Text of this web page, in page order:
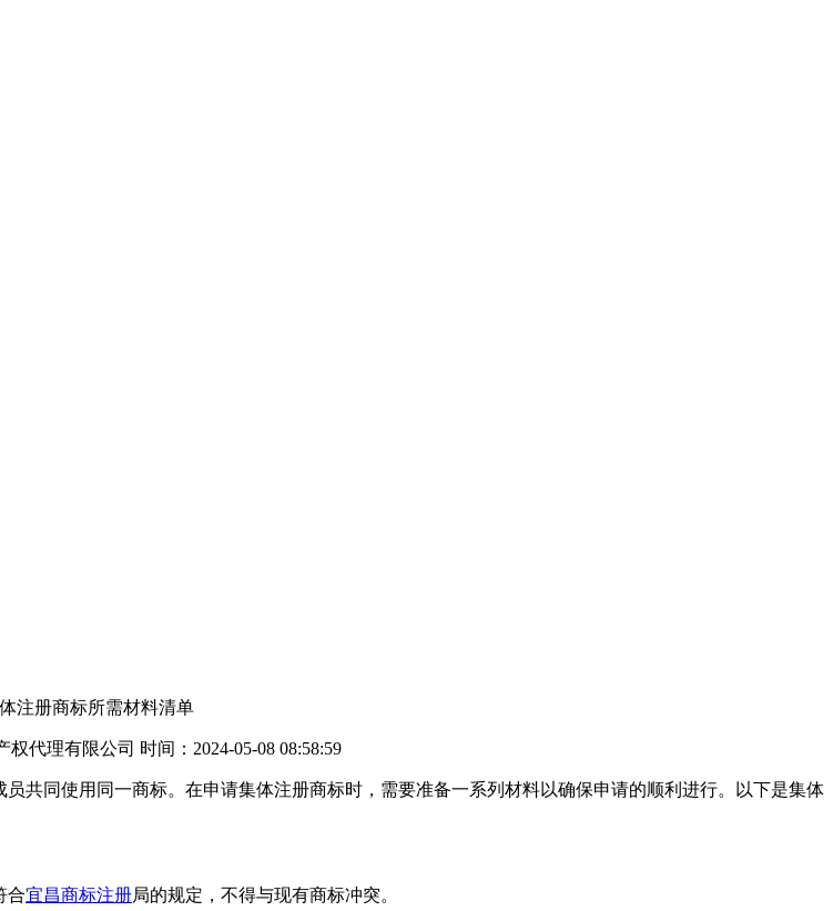
注册商标所需材料清单
代理有限公司 时间：2024-05-08 08:58:59
共同使用同一商标。在申请集体注册商标时，需要准备一系列材料以确保申请的顺利进行。以下是集体
合宜昌商标注册局的规定，不得与现有商标冲突。